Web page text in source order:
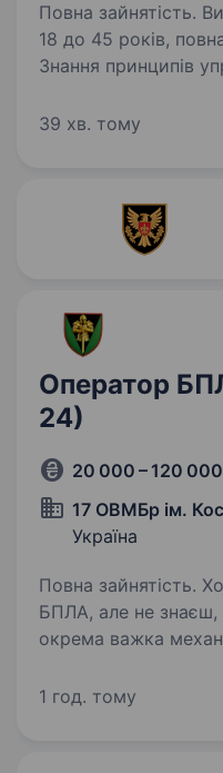
Повна зайнятість. Вимоги: вікова категорія: від
18 до 45 років,
Знання принципів
з програмним
39 хв. тому
Оператор
24)
20 000 – 120
17 ОВМБр ім.
Україна
Повна зайнятість. Хочеш стати оператором
БПЛА, але не знаєш,
окрема важка
виконує бойові
1 год. тому